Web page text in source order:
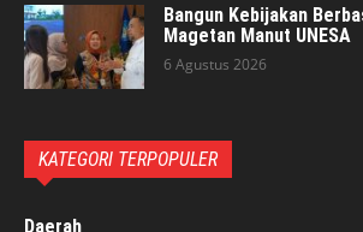
Bangun Kebijakan
Magetan Manut UNESA
6 Agustus 2026
KATEGORI TERPOPULER
Daerah